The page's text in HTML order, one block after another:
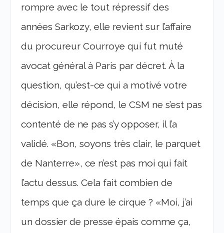
rompre avec le tout répressif des
années Sarkozy, elle revient sur l’affaire
du procureur Courroye qui fut muté
avocat général à Paris par décret. À la
question, qu’est-ce qui a motivé votre
décision, elle répond, le CSM ne s’est pas
contenté de ne pas s’y opposer, il l’a
validé. «Bon, soyons très clair, le parquet
de Nanterre», ce n’est pas moi qui fait
l’actu dessus. Cela fait combien de
temps que ça dure le cirque ? «Moi, j’ai
un dossier de presse épais comme ça,